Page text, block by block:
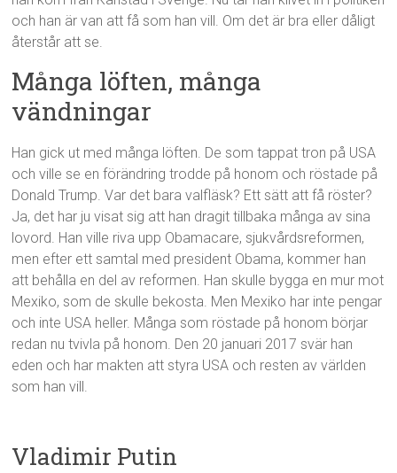
och han är van att få som han vill. Om det är bra eller dåligt
återstår att se.
Många löften, många
vändningar
Han gick ut med många löften. De som tappat tron på USA
och ville se en förändring trodde på honom och röstade på
Donald Trump. Var det bara valfläsk? Ett sätt att få röster?
Ja, det har ju visat sig att han dragit tillbaka många av sina
lovord. Han ville riva upp Obamacare, sjukvårdsreformen,
men efter ett samtal med president Obama, kommer han
att behålla en del av reformen. Han skulle bygga en mur mot
Mexiko, som de skulle bekosta. Men Mexiko har inte pengar
och inte USA heller. Många som röstade på honom börjar
redan nu tvivla på honom. Den 20 januari 2017 svär han
eden och har makten att styra USA och resten av världen
som han vill.
Vladimir Putin